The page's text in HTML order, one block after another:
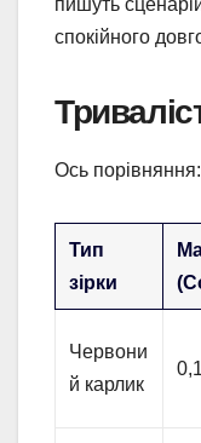
спокійного
Ось порівняння:
Тип
зірки
Червони
й карлик